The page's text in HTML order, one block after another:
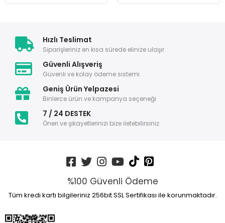
Hızlı Teslimat
Siparişleriniz en kısa sürede elinize ulaşır.
Güvenli Alışveriş
Güvenli ve kolay ödeme sistemi
Geniş Ürün Yelpazesi
Binlerce ürün ve kampanya seçeneği
7 / 24 DESTEK
Öneri ve şikayetlerinizi bize iletebilirsiniz.
%100 Güvenli Ödeme
Tüm kredi kartı bilgileriniz 256bit SSL Sertifikası ile korunmaktadır.